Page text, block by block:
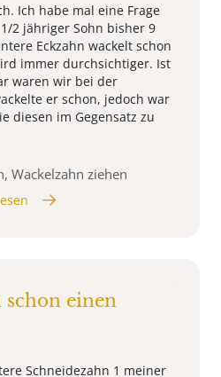
Ich habe mal eine Frage
2 jähriger Sohn bisher 9
Eckzahn wackelt schon
immer durchsichtiger. Ist
waren wir bei der
er schon, jedoch war
diesen im Gegensatz zu
Wackelzahn ziehen
schon einen
Schneidezahn 1 meiner